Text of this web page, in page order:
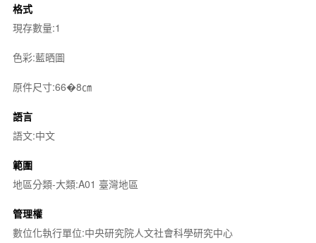
格式
現存數量:1
色彩:藍晒圖
原件尺寸:66�8㎝
語言
語文:中文
範圍
地區分類-大類:A01 臺灣地區
管理權
數位化執行單位:中央研究院人文社會科學研究中心